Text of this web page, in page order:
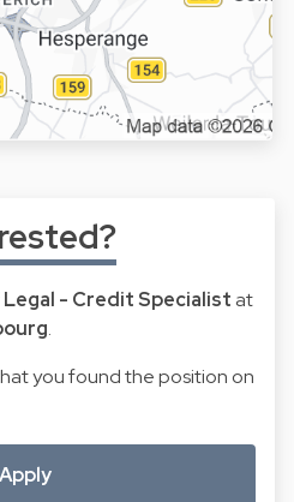
Legal - Credit Specialist at
.
you found the position on
Apply